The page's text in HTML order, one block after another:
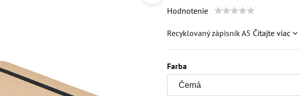
Hodnotenie
Recyklovaný zápisník A5 Čítajte viac
Farba